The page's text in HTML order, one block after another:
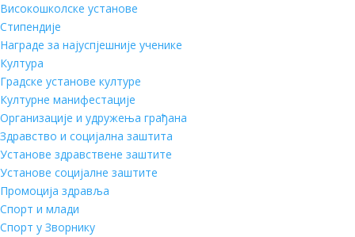
Високошколске установе
Стипендије
Награде за најуспјешније ученике
Култура
Градске установе културе
Културне манифестације
Организације и удружења грађана
Здравство и социјална заштита
Установе здравствене заштите
Установе социјалне заштите
Промоција здравља
Спорт и млади
Спорт у Зворнику